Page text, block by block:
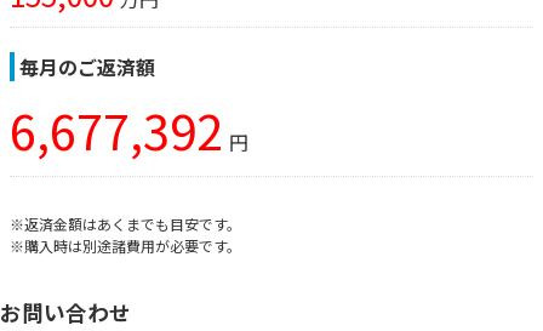
毎月のご返済額
6,677,392 円
※返済金額はあくまでも目安です。
※購入時は別途諸費用が必要です。
お問い合わせ